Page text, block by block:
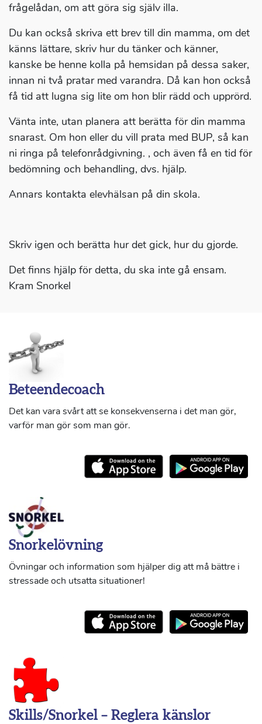
frågelådan, om att göra sig själv illa.
Du kan också skriva ett brev till din mamma, om det
känns lättare, skriv hur du tänker och känner,
kanske be henne kolla på hemsidan på dessa saker,
innan ni två pratar med varandra. Då kan hon också
få tid att lugna sig lite om hon blir rädd och upprörd.
Vänta inte, utan planera att berätta för din mamma
snarast. Om hon eller du vill prata med BUP, så kan
ni ringa på telefonrådgivning. , och även få en tid för
bedömning och behandling, dvs. hjälp.
Annars kontakta elevhälsan på din skola.
Skriv igen och berätta hur det gick, hur du gjorde.
Det finns hjälp för detta, du ska inte gå ensam.
Kram Snorkel
Beteendecoach
Det kan vara svårt att se konsekvenserna i det man gör,
varför man gör som man gör.
Snorkelövning
Övningar och information som hjälper dig att må bättre i
stressade och utsatta situationer!
Skills/Snorkel – Reglera känslor